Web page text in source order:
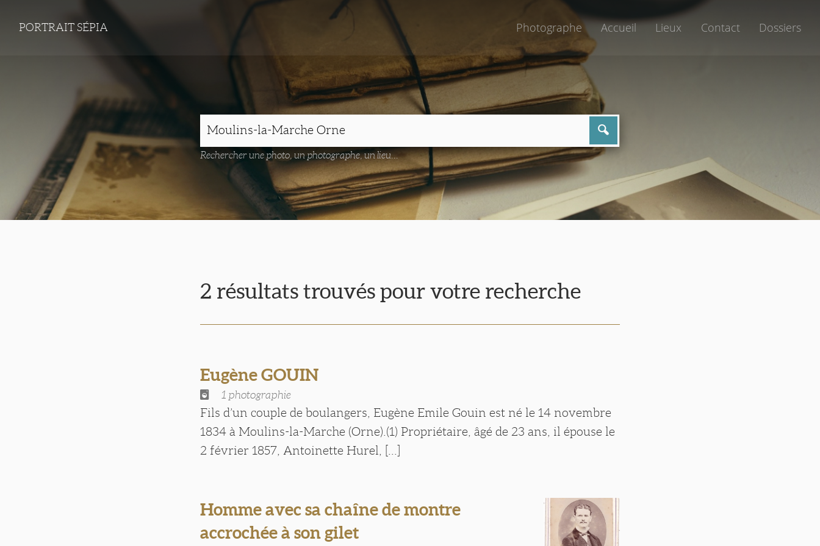
PORTRAIT SÉPIA Photographe Accueil Lieux Contact Dossiers
Rechercher une photo, un photographe, un lieu...
2 résultats trouvés pour votre recherche
Eugène GOUIN
1 photographie
Fils d’un couple de boulangers, Eugène Emile Gouin est né le 14 novembre
1834 à Moulins-la-Marche (Orne).(1) Propriétaire, âgé de 23 ans, il épouse le
2 février 1857, Antoinette Hurel, [...]
Homme avec sa chaîne de montre
accrochée à son gilet